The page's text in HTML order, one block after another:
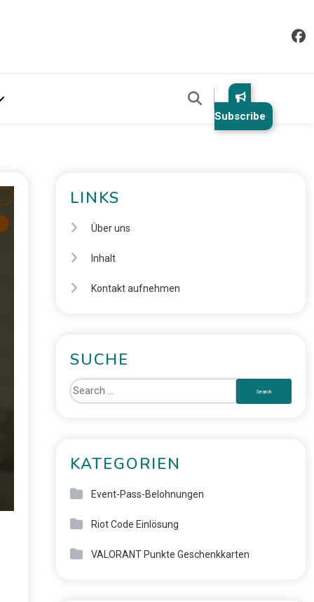
Subscribe
LINKS
Über uns
Inhalt
Kontakt aufnehmen
SUCHE
KATEGORIEN
Event-Pass-Belohnungen
Riot Code Einlösung
VALORANT Punkte Geschenkkarten